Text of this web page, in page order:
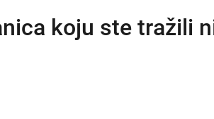
koju ste tražili